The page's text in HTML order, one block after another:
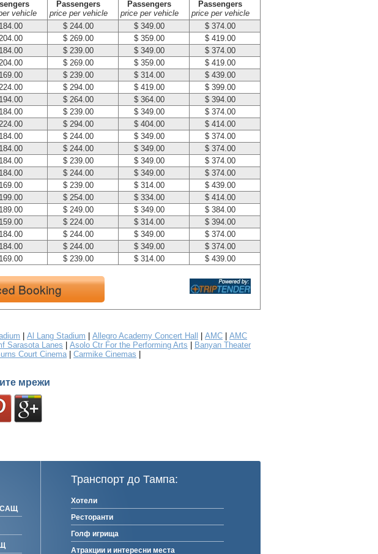
vehicle
Passengers
price per vehicle
Passengers
price per vehicle
Passengers
price per vehicle
$ 244.00 $ 349.00
$ 374.00
$ 269.00 $ 359.00
$ 419.00
$ 239.00 $ 349.00
$ 374.00
$ 269.00 $ 359.00
$ 419.00
$ 239.00 $ 314.00
$ 439.00
$ 294.00 $ 419.00
$ 399.00
$ 264.00 $ 364.00
$ 394.00
$ 239.00 $ 349.00
$ 374.00
$ 294.00 $ 404.00
$ 414.00
$ 244.00 $ 349.00
$ 374.00
$ 244.00 $ 349.00
$ 374.00
$ 239.00 $ 349.00
$ 374.00
$ 244.00 $ 349.00
$ 374.00
$ 239.00 $ 314.00
$ 439.00
$ 254.00 $ 334.00
$ 414.00
$ 249.00 $ 349.00
$ 384.00
$ 224.00 $ 314.00
$ 394.00
$ 244.00 $ 349.00
$ 374.00
$ 244.00 $ 349.00
$ 374.00
$ 239.00 $ 314.00 $ 439.00
Booking
Al Lang Stadium Allegro Academy Concert Hall AMC
AMC
Sarasota Lanes Asolo Ctr For the Performing Arts
Banyan Theater
Court Cinema| Carmike Cinemas
мрежи
САЩ
Транспорт до Тампа:
Хотели
Ресторанти
Голф игрища
Атракции и интересни места